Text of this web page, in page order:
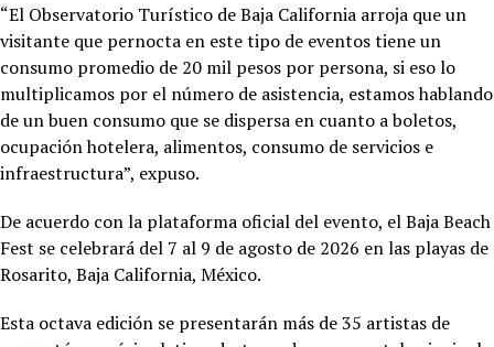
“El Observatorio Turístico de Baja California arroja que un
visitante que pernocta en este tipo de eventos tiene un
consumo promedio de 20 mil pesos por persona, si eso lo
multiplicamos por el número de asistencia, estamos hablando
de un buen consumo que se dispersa en cuanto a boletos,
ocupación hotelera, alimentos, consumo de servicios e
infraestructura”, expuso.
De acuerdo con la plataforma oficial del evento, el Baja Beach
Fest se celebrará del 7 al 9 de agosto de 2026 en las playas de
Rosarito, Baja California, México.
Esta octava edición se presentarán más de 35 artistas de